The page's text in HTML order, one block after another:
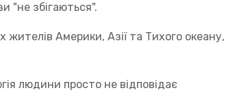
"не збігаються".
жителів Америки, Азії та Тихого океану,
людини просто не відповідає